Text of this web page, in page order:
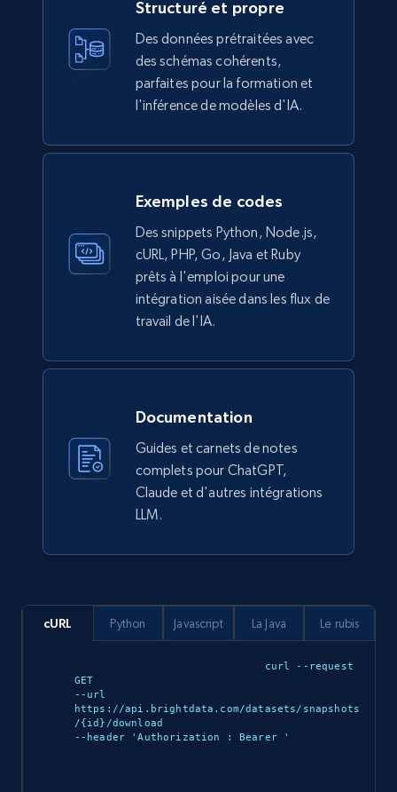
991+ 162+ Buy Now
Description, In stock, Color, Size, Reviews
eCommerce
Walmart sellers info
display name, Seller email, Seller phone, Seller
about us, and more.
Ozon.ru products
URL, Sku, Breadcrumbs, Name, Rating, Review
count, Description, Image, and more.
eCommerce
Structuré et propre
Des données prétraitées avec
des schémas cohérents,
parfaites pour la formation et
l'inférence de modèles d'IA.
Exemples de codes
Des snippets Python, Node.js,
cURL, PHP, Go, Java et Ruby
prêts à l'emploi pour une
intégration aisée dans les flux de
travail de l'IA.
Documentation
Guides et carnets de notes
complets pour ChatGPT,
Claude et d'autres intégrations
LLM.
cURL
curl --request
GET
--url
https://api.brightdata.com/datasets/snapshots
/{id}/download
--header 'Authorization : Bearer
'
Python Javascript La Java Le rubis